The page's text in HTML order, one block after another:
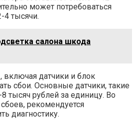
может потребоваться
4 тысячи.
салона шкода
датчики и блок
сбои. Основные датчики, такие
8 тысяч рублей за единицу. Во
рекомендуется
диагностику.